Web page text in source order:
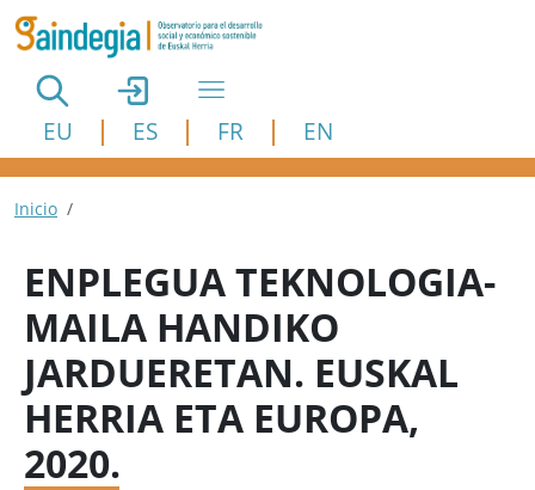
Pasar al contenido principal
EU ES FR EN
Ruta de navegación
Inicio
ENPLEGUA TEKNOLOGIA-
MAILA HANDIKO
JARDUERETAN. EUSKAL
HERRIA ETA EUROPA,
2020.